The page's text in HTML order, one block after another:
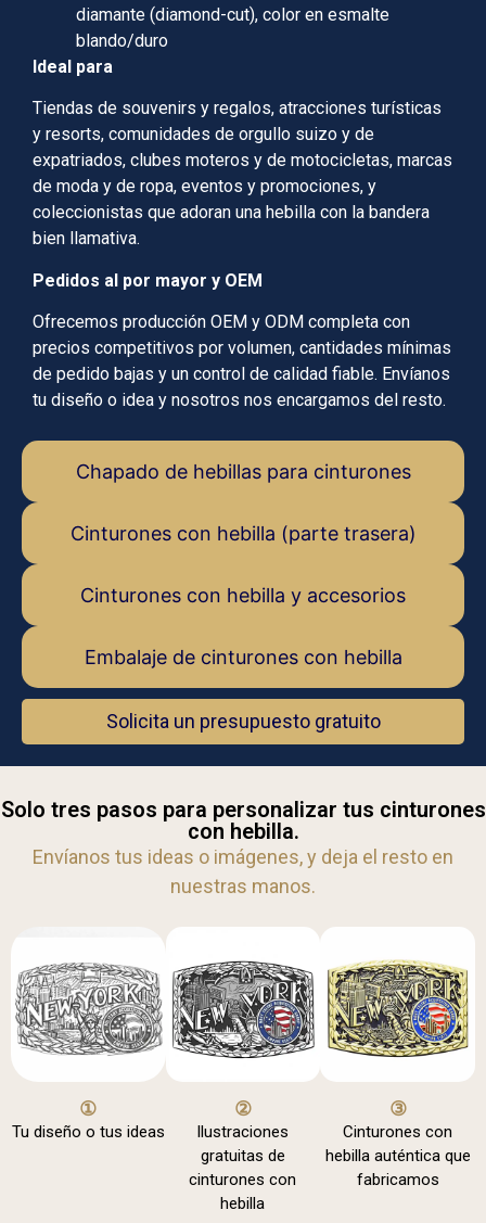
Chapado de hebillas para cinturones
Cinturones con hebilla (parte trasera)
Cinturones con hebilla y accesorios
Embalaje de cinturones con hebilla
diamante (diamond-cut), color en esmalte
blando/duro
Ideal para
Tiendas de souvenirs y regalos, atracciones turísticas
y resorts, comunidades de orgullo suizo y de
expatriados, clubes moteros y de motocicletas, marcas
de moda y de ropa, eventos y promociones, y
coleccionistas que adoran una hebilla con la bandera
bien llamativa.
Pedidos al por mayor y OEM
Ofrecemos producción OEM y ODM completa con
precios competitivos por volumen, cantidades mínimas
de pedido bajas y un control de calidad fiable. Envíanos
tu diseño o idea y nosotros nos encargamos del resto.
Solicita un presupuesto gratuito
Solo tres pasos para personalizar tus cinturones
con hebilla.
Envíanos tus ideas o imágenes, y deja el resto en
nuestras manos.
①
Tu diseño o tus ideas
②
Ilustraciones
gratuitas de
cinturones con
hebilla
③
Cinturones con
hebilla auténtica que
fabricamos